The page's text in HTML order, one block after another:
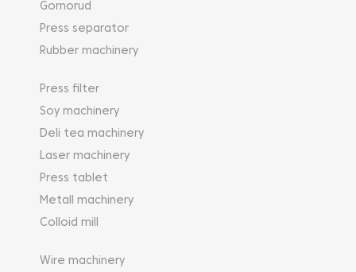
Gornorud
Press separator
Rubber machinery
Press filter
Soy machinery
Deli tea machinery
Laser machinery
Press tablet
Metall machinery
Colloid mill
Wire machinery